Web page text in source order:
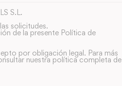
S.L.
solicitudes.
de la presente Política de
por obligación legal. Para más
nuestra política completa de